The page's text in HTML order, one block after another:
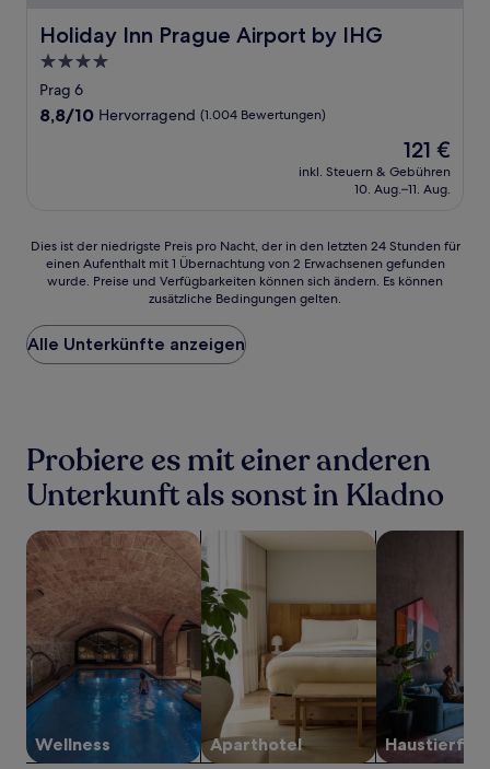
Holiday Inn Prague Airport by IHG
Holiday Inn Prague Airport by IHG
4.0-
Sterne-
Unterkunft
Prag 6
8.8
8,8/10 Hervorragend (1.004 Bewertungen)
Der
Preis
beträgt
121 €
inkl. Steuern & Gebühren
10. Aug.–11. Aug.
Dies
der
Preis
pro
Nacht,
24 Stunden
für
einen
mit
1 Übernachtung
von
2 Erwachsenen
gefunden
wurde.
Preise
und
Verfügbarkeiten
sich
ändern.
Dies ist der niedrigste Preis pro Nacht, der in den letzten 24 Stunden für
einen Aufenthalt mit 1 Übernachtung von 2 Erwachsenen gefunden
wurde. Preise und Verfügbarkeiten können sich ändern. Es können
zusätzliche Bedingungen gelten.
Alle Unterkünfte anzeigen
Probiere es mit einer anderen
Unterkunft als sonst in Kladno
Wellness
Suche nach Unterkünften mit Wellness vor Ort
Aparthotel
Suche nach AparthotelsSuche nach